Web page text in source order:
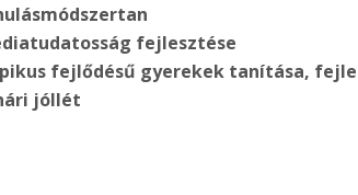
fejlesztése
fejlődésű gyerekek tanítása,
jóllét